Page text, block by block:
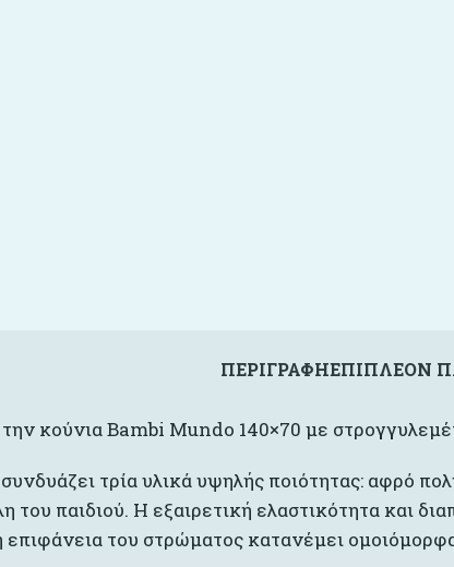
ΠΕΡΙΓΡΑΦΉΕΠΙΠΛΈΟΝ
κούνια Bambi Mundo 140×70 με
τρία υλικά υψηλής ποιότητας: αφρό
του παιδιού. Η εξαιρετική ελαστικότητα και
του στρώματος κατανέμει